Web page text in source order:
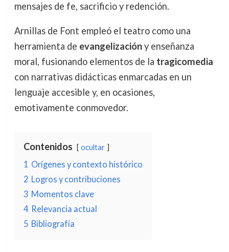
mensajes de fe, sacrificio y redención.
Arnillas de Font empleó el teatro como una
herramienta de evangelizacióny enseñanza
moral, fusionando elementos de la tragicomedia
con narrativas didácticas enmarcadas en un
lenguaje accesible y, en ocasiones,
emotivamente conmovedor.
Contenidos ocultar
1 Orígenes y contexto histórico
2 Logros y contribuciones
3 Momentos clave
4 Relevancia actual
5 Bibliografía